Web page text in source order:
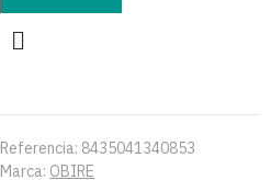
Referencia: 8435041340853
Marca: OBIRE